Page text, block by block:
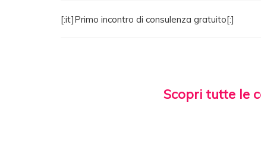
[:it]Primo incontro di consulenza gratuito[:]
Scopri tutte le